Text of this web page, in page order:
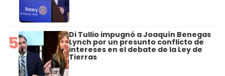
5 Di Tullio impugnó a Joaquín Benegas
Lynch por un presunto conflicto de
intereses en el debate de la Ley de
Tierras